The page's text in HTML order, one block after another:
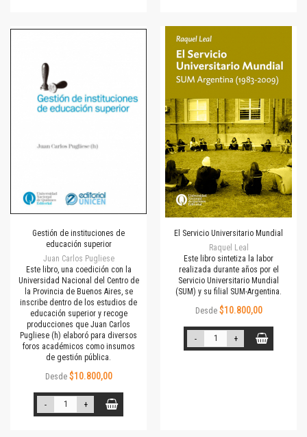
Gestión de instituciones de
educación superior
Juan Carlos Pugliese
Este libro, una coedición con la
Universidad Nacional del Centro de
la Provincia de Buenos Aires, se
inscribe dentro de los estudios de
educación superior y recoge
producciones que Juan Carlos
Pugliese (h) elaboró para diversos
foros académicos como insumos
de gestión pública.
Desde $10.800,00
- +
El Servicio Universitario Mundial
Raquel Leal
Este libro sintetiza la labor
realizada durante años por el
Servicio Universitario Mundial
(SUM) y su filial SUM-Argentina.
Desde $10.800,00
- +